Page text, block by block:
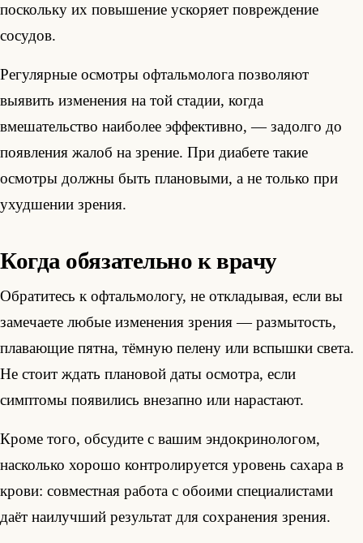
поскольку их повышение ускоряет повреждение
сосудов.
Регулярные осмотры офтальмолога позволяют
выявить изменения на той стадии, когда
вмешательство наиболее эффективно, — задолго до
появления жалоб на зрение. При диабете такие
осмотры должны быть плановыми, а не только при
ухудшении зрения.
Когда обязательно к врачу
Обратитесь к офтальмологу, не откладывая, если вы
замечаете любые изменения зрения — размытость,
плавающие пятна, тёмную пелену или вспышки света.
Не стоит ждать плановой даты осмотра, если
симптомы появились внезапно или нарастают.
Кроме того, обсудите с вашим эндокринологом,
насколько хорошо контролируется уровень сахара в
крови: совместная работа с обоими специалистами
даёт наилучший результат для сохранения зрения.